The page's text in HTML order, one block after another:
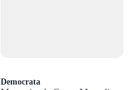
Democrata